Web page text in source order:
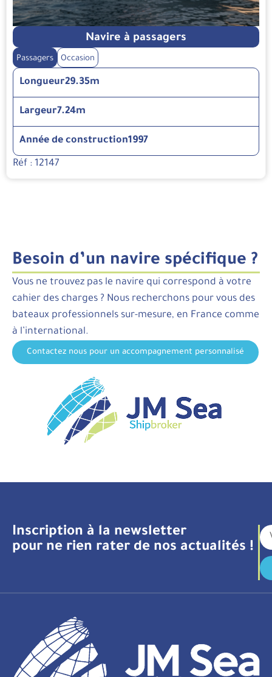
Navire à passagers
Passagers Occasion
Longueur29.35m
Largeur7.24m
Année de construction1997
Réf : 12147
Besoin d’un navire spécifique ?
Vous ne trouvez pas le navire qui correspond à votre
cahier des charges ? Nous recherchons pour vous des
bateaux professionnels sur-mesure, en France comme
à l’international.
Contactez nous pour un accompagnement personnalisé
Inscription à la newsletter
pour ne rien rater de nos actualités !